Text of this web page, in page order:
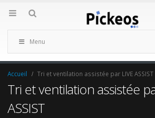
Menu
Accueil Tri et ventilation assistée par LIVE ASSIST
Tri et ventilation assistée
ASSIST